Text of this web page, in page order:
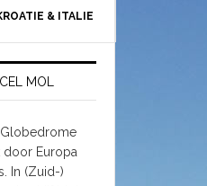
& ITALIE
MOL
door Europa
In (Zuid-)